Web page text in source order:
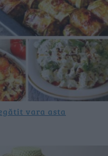
vara asta